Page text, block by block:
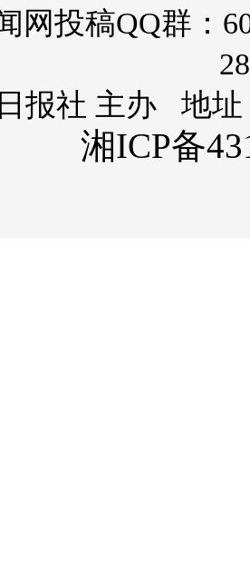
网投稿QQ群：
报社 主办 地址
湘ICP备